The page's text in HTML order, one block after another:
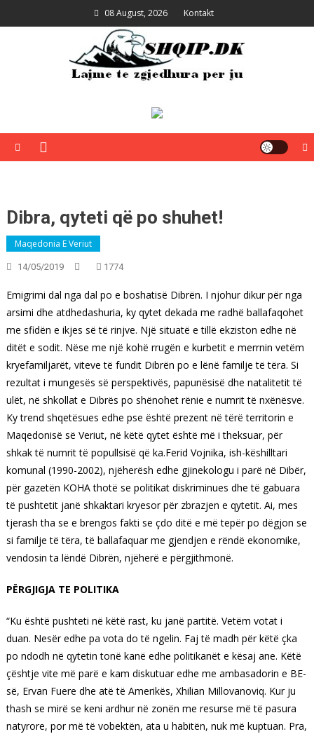
to
08 August, 2026 Kontakt
Dibra, qyteti që po shuhet!
Maqedonia E Veriut
14/05/2019 1774
Emigrimi dal nga dal po e boshatisë Dibrën. I njohur dikur për nga
arsimi dhe atdhedashuria, ky qytet dekada me radhë ballafaqohet
me sfidën e ikjes së të rinjve. Një situatë e tillë ekziston edhe në
ditët e sodit. Nëse me një kohë rrugën e kurbetit e merrnin vetëm
kryefamiljarët, viteve të fundit Dibrën po e lënë familje të tëra. Si
rezultat i mungesës së perspektivës, papunësisë dhe natalitetit të
ulët, në shkollat e Dibrës po shënohet rënie e numrit të nxënësve.
Ky trend shqetësues edhe pse është prezent në tërë territorin e
Maqedonisë së Veriut, në këtë qytet është më i theksuar, për
shkak të numrit të popullsisë që ka.Ferid Vojnika, ish-këshilltari
komunal (1990-2002), njëherësh edhe gjinekologu i parë në Dibër,
për gazetën KOHA thotë se politikat diskriminues dhe të gabuara
të pushtetit janë shkaktari kryesor për zbrazjen e qytetit. Ai, mes
tjerash tha se e brengos fakti se çdo ditë e më tepër po dëgjon se
si familje të tëra, të ballafaquar me gjendjen e rëndë ekonomike,
vendosin ta lëndë Dibrën, njëherë e përgjithmonë.
PËRGJIGJA TE POLITIKA
“Ku është pushteti në këtë rast, ku janë partitë. Vetëm votat i
duan. Nesër edhe pa vota do të ngelin. Faj të madh për këtë çka
po ndodh në qytetin tonë kanë edhe politikanët e kësaj ane. Këtë
çështje vite më parë e kam diskutuar edhe me ambasadorin e BE-
së, Ervan Fuere dhe atë të Amerikës, Xhilian Millovanoviq. Kur ju
thash se mirë se keni ardhur në zonën me resurse më të pasura
natyrore, por më të vobektën, ata u habitën, nuk më kuptuan. Pra,